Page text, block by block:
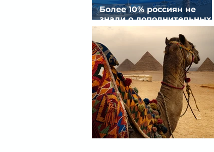
Более 10% россиян не
знали о дополнительных
услугах в отелях